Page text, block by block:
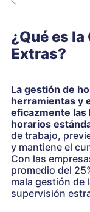
¿Qué es
Extras?
La gestión de
herramientas y
eficazmente las
horarios
de trabajo,
y mantiene el
Con las
promedio del
mala gestión de
supervisión